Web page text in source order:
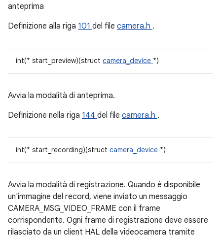
anteprima
Definizione alla riga 101 del file camera.h .
int(* start_preview)(struct camera_device *)
Avvia la modalità di anteprima.
Definizione nella riga 144 del file camera.h .
int(* start_recording)(struct camera_device *)
Avvia la modalità di registrazione. Quando è disponibile
un'immagine del record, viene inviato un messaggio
CAMERA_MSG_VIDEO_FRAME con il frame
corrispondente. Ogni frame di registrazione deve essere
rilasciato da un client HAL della videocamera tramite